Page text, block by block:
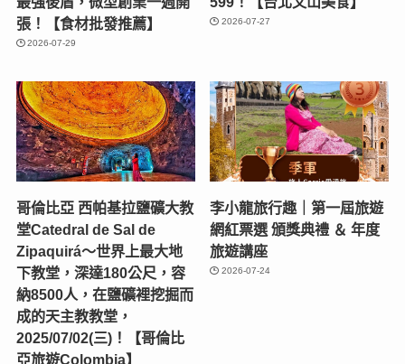
張！【食材批發推薦】
2026-07-29
2026-07-27
哥倫比亞 西帕基拉鹽礦大教
堂Catedral de Sal de
Zipaquirá～世界上最大地
下教堂，深達180公尺，容
納8500人，在鹽礦裡挖掘而
成的天主教教堂，
2025/07/02(三)！【哥倫比
亞旅遊Colombia】
李小龍旅行趣｜第一屆旅遊
網紅票選 頒獎典禮 ＆ 年度
旅遊講座
2026-07-24